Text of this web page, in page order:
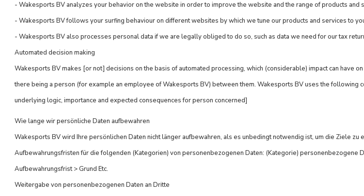
- Wakesports BV analyzes your behavior on the website in order to improve the website and the range of products and
- Wakesports BV follows your surfing behaviour on different websites by which we tune our products and services to
- Wakesports BV also processes personal data if we are legally obliged to do so, such as data we need for our tax
Automated decision making
Wakesports BV makes [or not] decisions on the basis of automated processing, which (considerable) impact can have
there being a person (for example an employee of Wakesports BV) between them. Wakesports BV uses the following
underlying logic, importance and expected consequences for person concerned]
Wie lange wir persönliche Daten aufbewahren
Wakesports BV wird Ihre persönlichen Daten nicht länger aufbewahren, als es unbedingt notwendig ist, um die Ziele
Aufbewahrungsfristen für die folgenden (Kategorien) von personenbezogenen Daten: (Kategorie)
Aufbewahrungsfrist > Grund Etc.
Weitergabe von personenbezogenen Daten an Dritte